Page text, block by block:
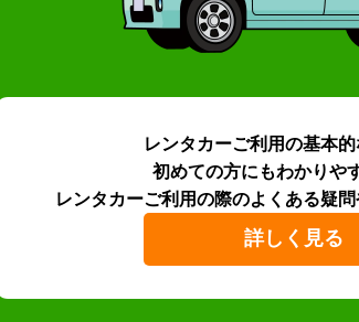
レンタカーご利用の基本
初めての方にもわかりや
レンタカーご利用の際のよくある疑問
詳しく見る